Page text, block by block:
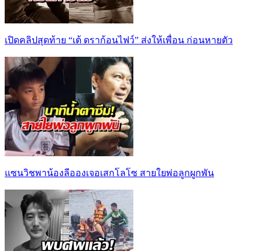
เปิดคลิปสุดท้าย “เต้ ดราก้อนไฟว์” ส่งให้เพื่อน ก่อนหายตัว
แซนวิชพาน้องลีอองเจอเสกโลโซ สายใยพ่อลูกผูกพัน